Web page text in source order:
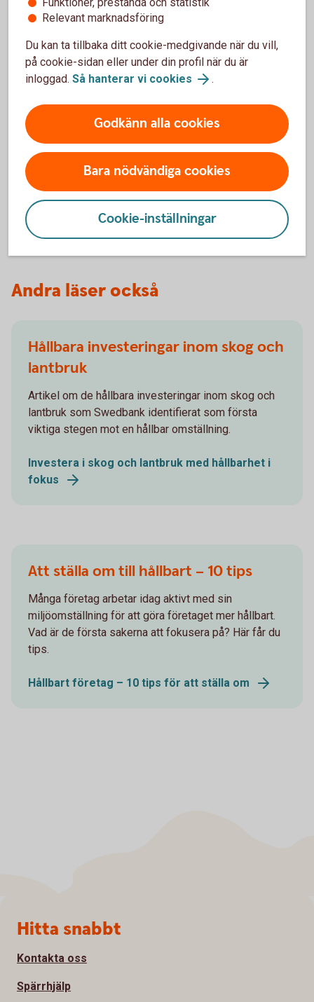
Hitta din skogs- och lantbruksspecialist
David Kästel
Lantbruksspecialist
Andra läser också
Hållbara investeringar inom skog och
lantbruk
Artikel om de hållbara investeringar inom skog och
lantbruk som Swedbank identifierat som första
viktiga stegen mot en hållbar omställning.
Investera i skog och lantbruk med hållbarhet i
fokus
Att ställa om till hållbart – 10 tips
Många företag arbetar idag aktivt med sin
miljöomställning för att göra företaget mer hållbart.
Vad är de första sakerna att fokusera på? Här får du
tips.
Hållbart företag – 10 tips för att ställa om
Relevant marknadsföring
Du kan ta tillbaka ditt cookie-medgivande när du vill,
på cookie-sidan eller under din profil när du är
inloggad. Så hanterar vi cookies .
Godkänn alla cookies
Bara nödvändiga cookies
Cookie-inställningar
Sidfot
Hitta snabbt
Kontakta oss
Spärrhjälp